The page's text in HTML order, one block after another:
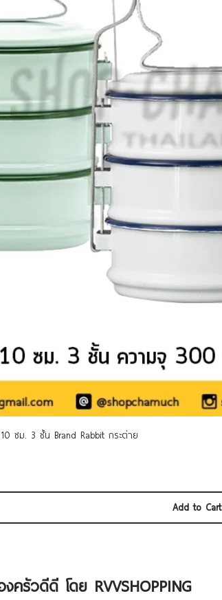
ซม. 3 ชั้น Brand Rabbit กระต่าย
Add to Cart
งครัวดีดี โดย RVVSHOPPING